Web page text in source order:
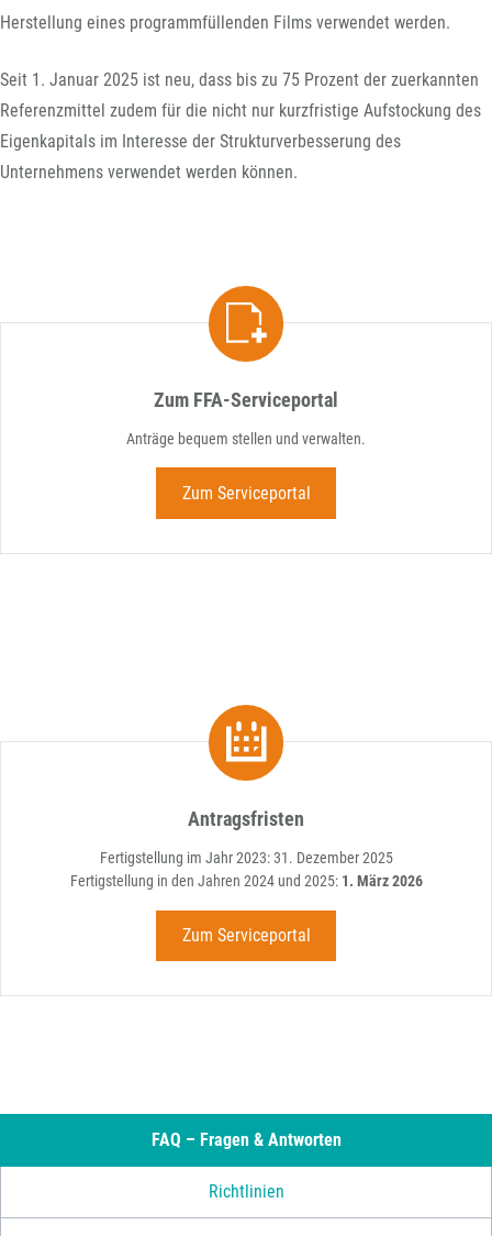
Herstellung eines programmfüllenden Films verwendet werden.
Seit 1. Januar 2025 ist neu, dass bis zu 75 Prozent der zuerkannten
Referenzmittel zudem für die nicht nur kurzfristige Aufstockung des
Eigenkapitals im Interesse der Strukturverbesserung des
Unternehmens verwendet werden können.
Zum FFA-Serviceportal
Anträge bequem stellen und verwalten.
Zum Serviceportal
Antragsfristen
Fertigstellung im Jahr 2023: 31. Dezember 2025
Fertigstellung in den Jahren 2024 und 2025: 1. März 2026
Zum Serviceportal
FAQ – Fragen & Antworten
Richtlinien